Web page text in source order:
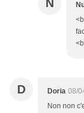
N
D Doria 08/
Non non